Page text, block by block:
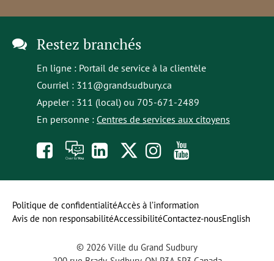
Restez branchés
En ligne : Portail de service à la clientèle
Courriel : 311@grandsudbury.ca
Appeler : 311 (local) ou 705-671-2489
En personne : Centres de services aux citoyens
Like
us
on
Facebook
À
toi
la
opens
in
a
Follow
us
on
Follow
us
on
Instagram
to
our
YouTube
© 2026 Ville du Grand Sudbury
Politique de confidentialitéAccès à l’information
Avis de non responsabilitéAccessibilitéContactez-nousEnglish